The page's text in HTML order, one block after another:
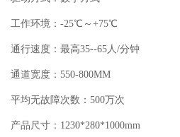
工作环境：-25℃～+75℃
通行速度：最高35--65人/分钟
通道宽度：550-800MM
平均无故障次数：500万次
产品尺寸：1230*280*1000mm